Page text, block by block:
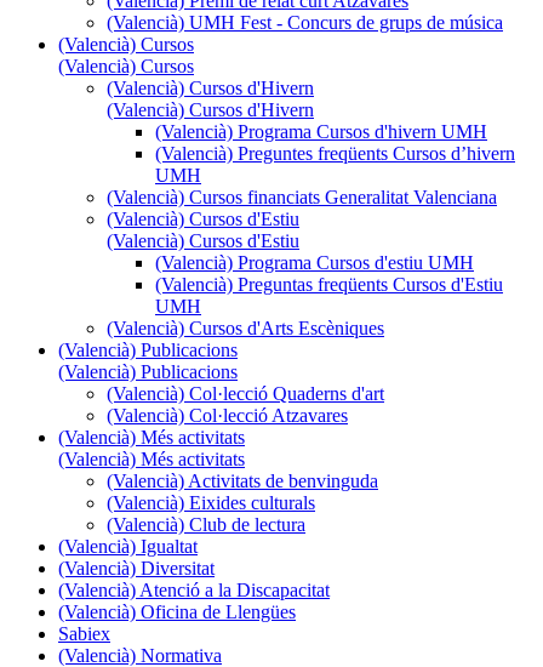
(Valencià) UMH Fest - Concurs de grups de música
(Valencià) Cursos
(Valencià) Cursos
(Valencià) Cursos d'Hivern
(Valencià) Cursos d'Hivern
(Valencià) Programa Cursos d'hivern UMH
(Valencià) Preguntes freqüents Cursos d’hivern
UMH
(Valencià) Cursos financiats Generalitat Valenciana
(Valencià) Cursos d'Estiu
(Valencià) Cursos d'Estiu
(Valencià) Programa Cursos d'estiu UMH
(Valencià) Preguntas freqüents Cursos d'Estiu
UMH
(Valencià) Cursos d'Arts Escèniques
(Valencià) Publicacions
(Valencià) Publicacions
(Valencià) Col·lecció Quaderns d'art
(Valencià) Col·lecció Atzavares
(Valencià) Més activitats
(Valencià) Més activitats
(Valencià) Activitats de benvinguda
(Valencià) Eixides culturals
(Valencià) Club de lectura
(Valencià) Igualtat
(Valencià) Diversitat
(Valencià) Atenció a la Discapacitat
(Valencià) Oficina de Llengües
Sabiex
(Valencià) Normativa